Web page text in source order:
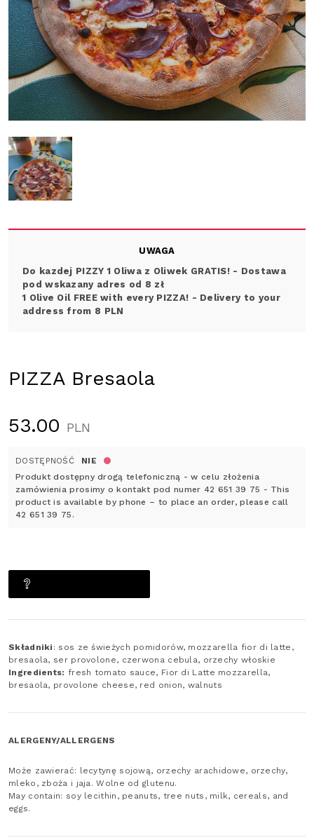
UWAGA
Do kazdej PIZZY 1 Oliwa z Oliwek GRATIS! - Dostawa
pod wskazany adres od 8 zł
1 Olive Oil FREE with every PIZZA! - Delivery to your
address from 8 PLN
PIZZA Bresaola
53.00 PLN
DOSTĘPNOŚĆ
NIE
Produkt dostępny drogą telefoniczną - w celu złożenia
zamówienia prosimy o kontakt pod numer 42 651 39 75 - This
product is available by phone – to place an order, please call
42 651 39 75.
Składniki : sos ze świeżych pomidorów, mozzarella fior di latte,
bresaola, ser provolone, czerwona cebula, orzechy włoskie
Ingredients: fresh tomato sauce, Fior di Latte mozzarella,
bresaola, provolone cheese, red onion, walnuts
ALERGENY/ALLERGENS
Może zawierać: lecytynę sojową, orzechy arachidowe, orzechy,
mleko, zboża i jaja. Wolne od glutenu.
May contain: soy lecithin, peanuts, tree nuts, milk, cereals, and
eggs.